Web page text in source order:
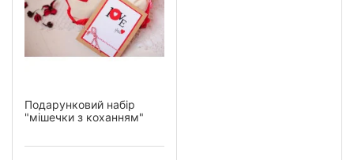
Подарунковий набір
"мішечки з коханням"